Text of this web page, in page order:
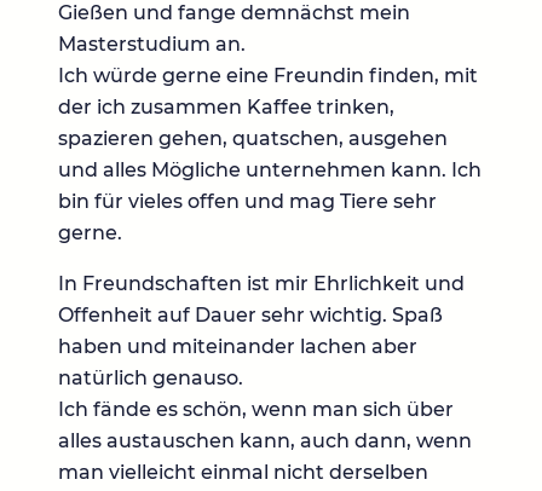
Gießen und fange demnächst mein
Masterstudium an.
Ich würde gerne eine Freundin finden, mit
der ich zusammen Kaffee trinken,
spazieren gehen, quatschen, ausgehen
und alles Mögliche unternehmen kann. Ich
bin für vieles offen und mag Tiere sehr
gerne.
In Freundschaften ist mir Ehrlichkeit und
Offenheit auf Dauer sehr wichtig. Spaß
haben und miteinander lachen aber
natürlich genauso.
Ich fände es schön, wenn man sich über
alles austauschen kann, auch dann, wenn
man vielleicht einmal nicht derselben